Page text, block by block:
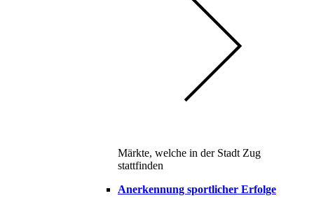
Märkte, welche in der Stadt Zug
stattfinden
Anerkennung sportlicher Erfolge